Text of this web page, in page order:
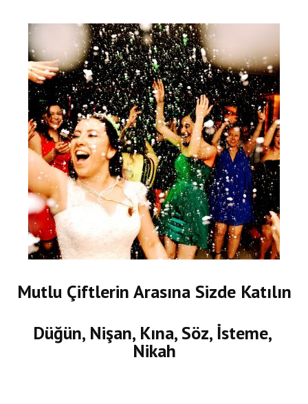
Mutlu Çiftlerin Arasına Sizde Katılın
Düğün, Nişan, Kına, Söz, İsteme,
Nikah